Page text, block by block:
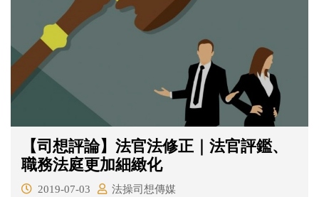
【司想評論】法官法修正｜法官評鑑、
職務法庭更加細緻化
2019-07-03 法操司想傳媒